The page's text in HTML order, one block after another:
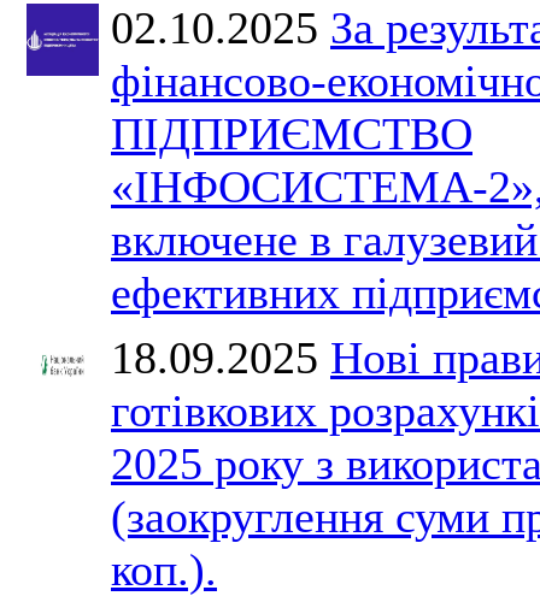
02.10.2025 За
фінансово-
ПІДПРИЄМСТВО
«ІНФОСИСТЕМА-2»,
включене в
ефективних
18.09.2025 Нові
готівкових
2025 року з
(заокруглення суми
коп.).